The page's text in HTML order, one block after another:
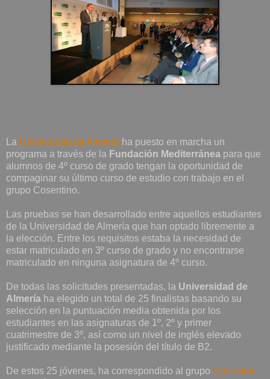
La Universidad de Almería ha puesto en marcha un
programa a través de la Fundación Mediterránea para que
alumnos de 4º curso de grado tengan la oportunidad de
compaginar su último curso de estudio con trabajo en el
grupo Cosentino.
Las pruebas se han desarrollado entre aquellos estudiantes
de la Universidad de Almería que han optado libremente a
la elección. Entre los requisitos estaba la necesidad de
estar matriculado en 3º curso de grado y no encontrarse
matriculado en ninguna asignatura de 4º curso.
De todas las solicitudes presentadas, la Universidad de
Almería ha elegido un total de 25 finalistas basando su
selección en la puntuación media obtenida por los
estudiantes en las asignaturas de 1º, 2º y primer
cuatrimestre de 3º, así como un nivel de inglés elevado
justificado mediante la posesión del título de B2.
De estos 25 jóvenes, ha correspondido al grupo Cosentino